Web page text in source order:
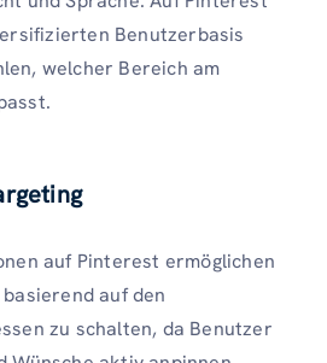
Benutzerbasis
welcher Bereich am
auf Pinterest ermöglichen
auf den
zu schalten, da Benutzer